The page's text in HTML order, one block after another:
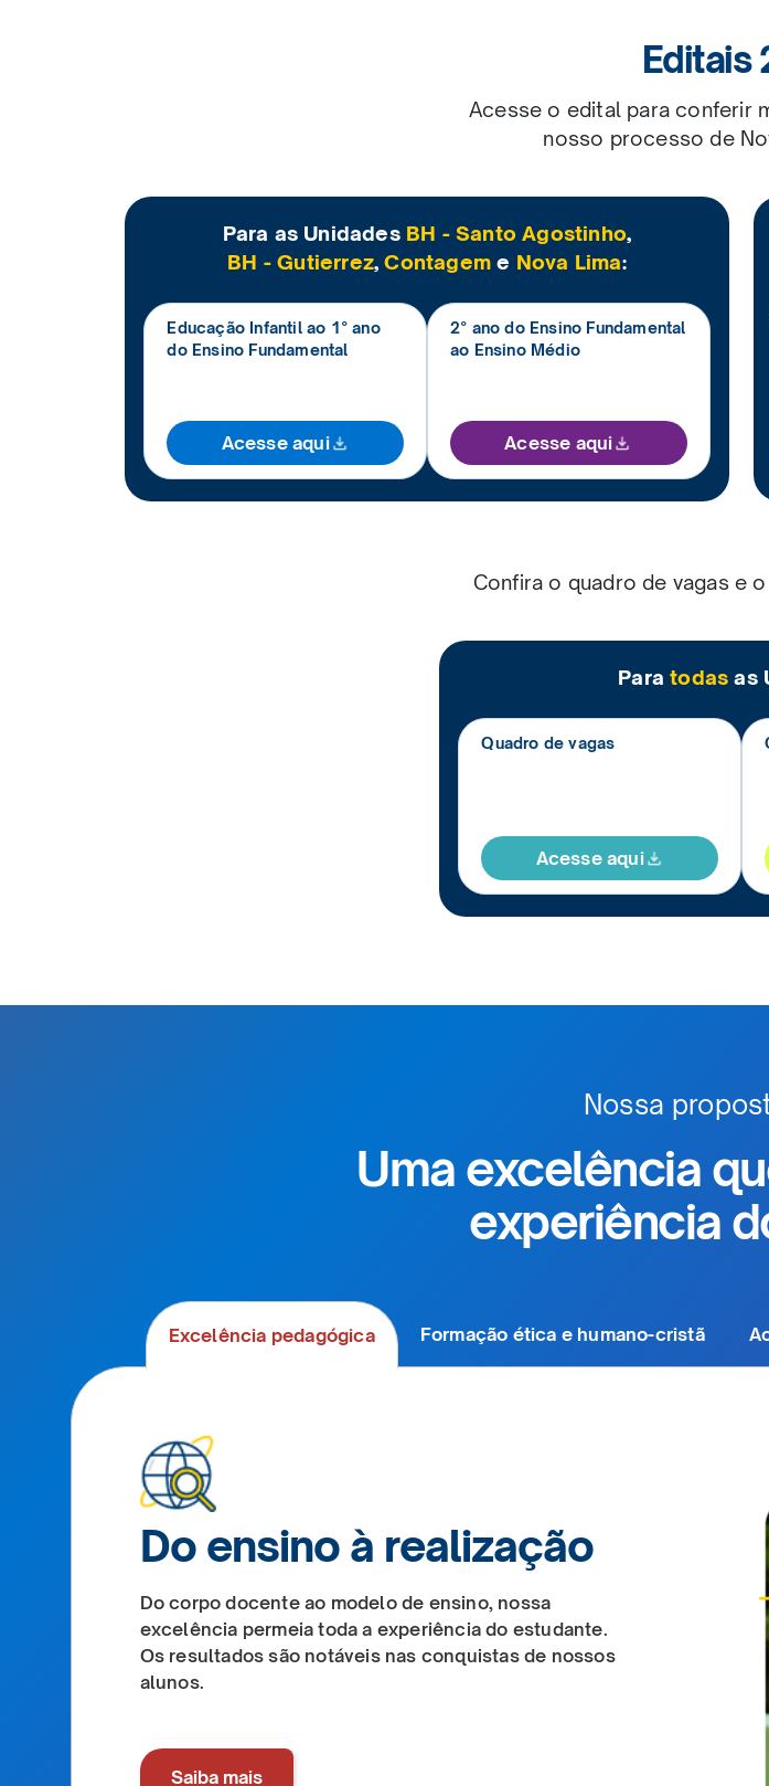
Editais
Acesse o edital para conferir
nosso processo de
Para as Unidades BH - Santo Agostinho,
BH - Gutierrez,Contagem e Nova Lima:
Educação Infantil ao 1° ano
do Ensino Fundamental
Acesse aqui
2° ano do Ensino Fundamental
ao Ensino Médio
Acesse aqui
Confira o quadro de vagas e o
Paratodas as
Quadro de vagas
Acesse aqui
Nossa
Uma excelência
experiência
Excelência pedagógica Formação ética e humano-cristã
Do ensino à realização
Do corpo docente ao modelo de ensino, nossa
excelência permeia toda a experiência do estudante.
Os resultados são notáveis nas conquistas de nossos
alunos.
Saiba mais